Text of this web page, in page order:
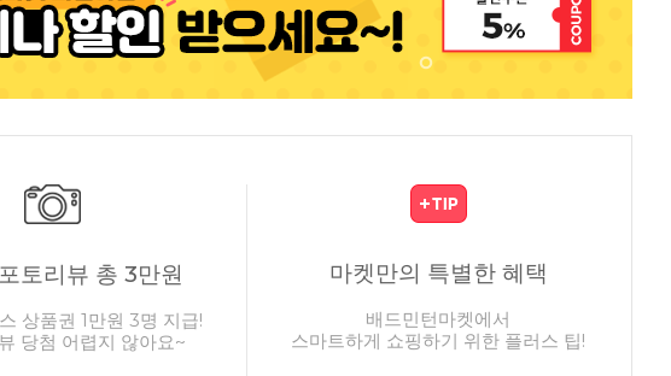
토리뷰 총 3만원
상품권 1만원 3명 지급!
당첨 어렵지 않아요~
마켓만의 특별한 혜택
배드민턴마켓에서
스마트하게 쇼핑하기 위한 플러스 팁!